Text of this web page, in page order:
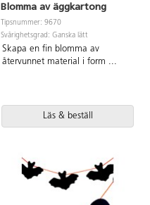
Blomma av äggkartong
Tipsnummer: 9670
Svårighetsgrad: Ganska lätt
Skapa en fin blomma av
återvunnet material i form ...
Läs & beställ